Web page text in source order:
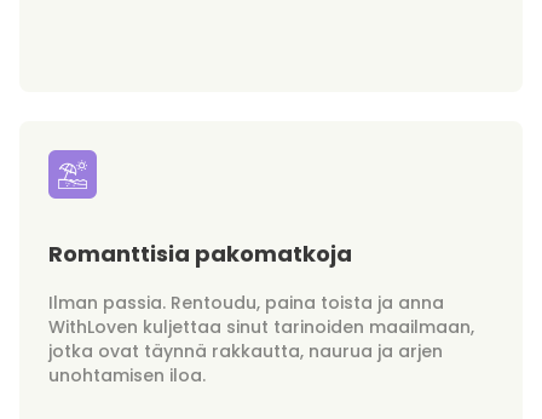
Romanttisia pakomatkoja
Ilman passia. Rentoudu, paina toista ja anna
WithLoven kuljettaa sinut tarinoiden maailmaan,
jotka ovat täynnä rakkautta, naurua ja arjen
unohtamisen iloa.